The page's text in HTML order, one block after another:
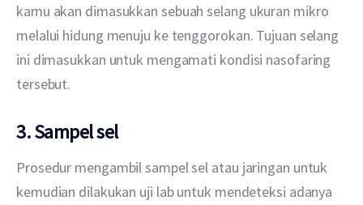
kamu akan dimasukkan sebuah selang ukuran mikro
melalui hidung menuju ke tenggorokan. Tujuan selang
ini dimasukkan untuk mengamati kondisi nasofaring
tersebut.
3. Sampel sel
Prosedur mengambil sampel sel atau jaringan untuk
kemudian dilakukan uji lab untuk mendeteksi adanya